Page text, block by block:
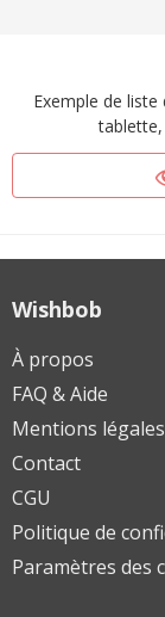
Exemple de
Wishbob
À propos
FAQ & Aide
Mentions légales
Contact
CGU
Politique de
Paramètres des